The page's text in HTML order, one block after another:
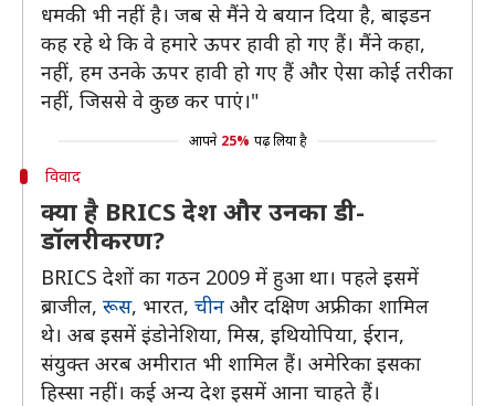
धमकी भी नहीं है। जब से मैंने ये बयान दिया है, बाइडन
कह रहे थे कि वे हमारे ऊपर हावी हो गए हैं। मैंने कहा,
नहीं, हम उनके ऊपर हावी हो गए हैं और ऐसा कोई तरीका
नहीं, जिससे वे कुछ कर पाएं।"
आपने 25% पढ़ लिया है
विवाद
क्या है BRICS देश और उनका डी-
डॉलरीकरण?
BRICS देशों का गठन 2009 में हुआ था। पहले इसमें
ब्राजील, रूस, भारत, चीन और दक्षिण अफ्रीका शामिल
थे। अब इसमें इंडोनेशिया, मिस्र, इथियोपिया, ईरान,
संयुक्त अरब अमीरात भी शामिल हैं। अमेरिका इसका
हिस्सा नहीं। कई अन्य देश इसमें आना चाहते हैं।